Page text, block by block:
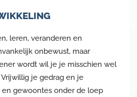
leren, veranderen en
onbewust, maar
wordt wil je je misschien wel
je gedrag en je
en gewoontes onder de loep